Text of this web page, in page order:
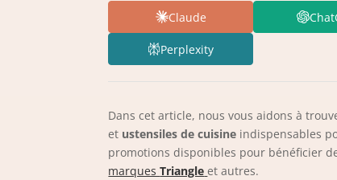
Claude
Perplexity
Dans cet article, nous vous aidons à
et ustensiles de cuisine indispensables
promotions disponibles pour bénéficier
marquesTriangle et autres.